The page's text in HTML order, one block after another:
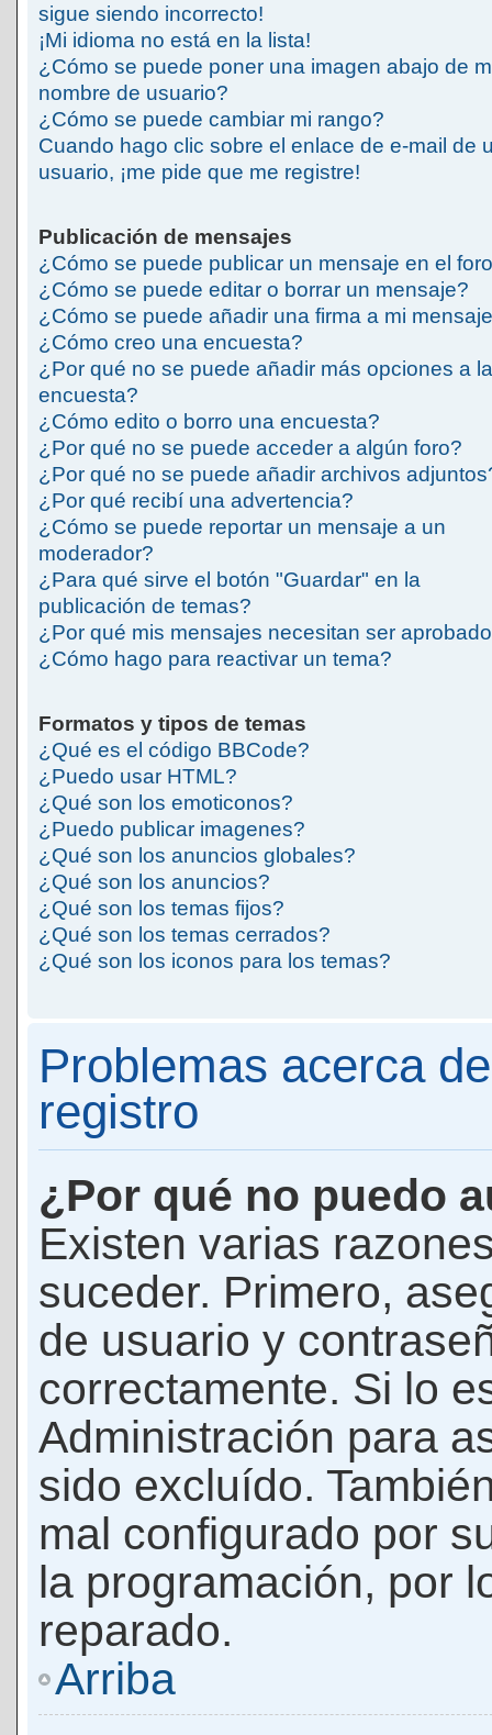
sigue siendo incorrecto!
¡Mi idioma no está en la lista!
¿Cómo se puede poner una imagen abajo de
nombre de usuario?
¿Cómo se puede cambiar mi rango?
Cuando hago clic sobre el enlace de e-mail de
usuario, ¡me pide que me registre!
Publicación de mensajes
¿Cómo se puede publicar un mensaje en el
¿Cómo se puede editar o borrar un mensaje?
¿Cómo se puede añadir una firma a mi
¿Cómo creo una encuesta?
¿Por qué no se puede añadir más opciones a la
encuesta?
¿Cómo edito o borro una encuesta?
¿Por qué no se puede acceder a algún foro?
¿Por qué no se puede añadir archivos
¿Por qué recibí una advertencia?
¿Cómo se puede reportar un mensaje a un
moderador?
¿Para qué sirve el botón "Guardar" en la
publicación de temas?
¿Por qué mis mensajes necesitan ser
¿Cómo hago para reactivar un tema?
Formatos y tipos de temas
¿Qué es el código BBCode?
¿Puedo usar HTML?
¿Qué son los emoticonos?
¿Puedo publicar imagenes?
¿Qué son los anuncios globales?
¿Qué son los anuncios?
¿Qué son los temas fijos?
¿Qué son los temas cerrados?
¿Qué son los iconos para los temas?
Problemas acerca
registro
¿Por qué no puedo
Existen varias
suceder. Primero,
de usuario y
correctamente. Si lo
Administración para
sido excluído.
mal configurado por
la programación, por
reparado.
Arriba